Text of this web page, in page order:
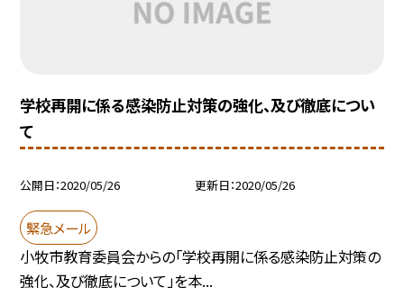
学校再開に係る感染防止対策の強化、及び徹底につい
て
公開日 2020/05/26 更新日 2020/05/26
緊急メール
小牧市教育委員会からの「学校再開に係る感染防止対策の
強化、及び徹底について」を本...